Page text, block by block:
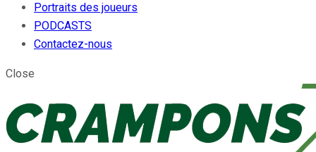
Portraits des joueurs
PODCASTS
Contactez-nous
Close